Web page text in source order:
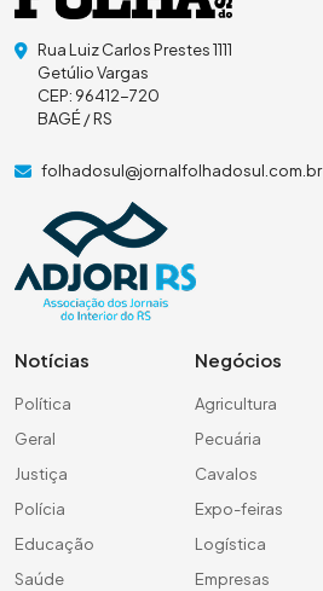
Rua Luiz Carlos Prestes 1111
Getúlio Vargas
CEP: 96412-720
BAGÉ / RS
folhadosul@jornalfolhadosul.com.br
Notícias
Política
Geral
Justiça
Polícia
Educação
Saúde
Negócios
Agricultura
Pecuária
Cavalos
Expo-feiras
Logística
Empresas